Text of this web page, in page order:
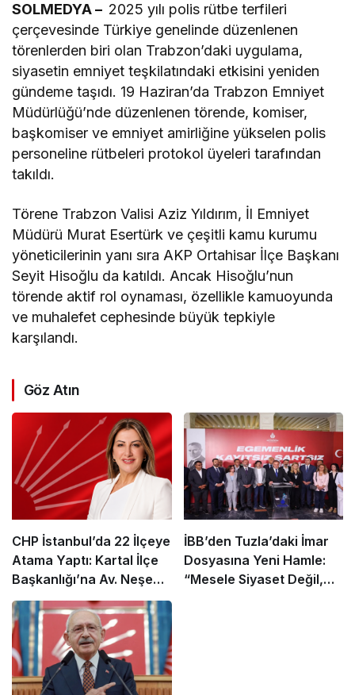
SOLMEDYA – 2025 yılı polis rütbe terfileri
çerçevesinde Türkiye genelinde düzenlenen
törenlerden biri olan Trabzon’daki uygulama,
siyasetin emniyet teşkilatındaki etkisini yeniden
gündeme taşıdı. 19 Haziran’da Trabzon Emniyet
Müdürlüğü’nde düzenlenen törende, komiser,
başkomiser ve emniyet amirliğine yükselen polis
personeline rütbeleri protokol üyeleri tarafından
takıldı.
Törene Trabzon Valisi Aziz Yıldırım, İl Emniyet
Müdürü Murat Esertürk ve çeşitli kamu kurumu
yöneticilerinin yanı sıra AKP Ortahisar İlçe Başkanı
Seyit Hisoğlu da katıldı. Ancak Hisoğlu’nun
törende aktif rol oynaması, özellikle kamuoyunda
ve muhalefet cephesinde büyük tepkiyle
karşılandı.
Göz Atın
CHP İstanbul’da 22 İlçeye
Atama Yaptı: Kartal İlçe
Başkanlığı’na Av. Neşe
Büklü Getirildi
İBB’den Tuzla’daki İmar
Dosyasına Yeni Hamle:
“Mesele Siyaset Değil,